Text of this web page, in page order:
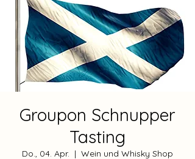
Groupon Schnupper
Tasting
Do., 04. Apr.
  |
Wein und Whisky Shop